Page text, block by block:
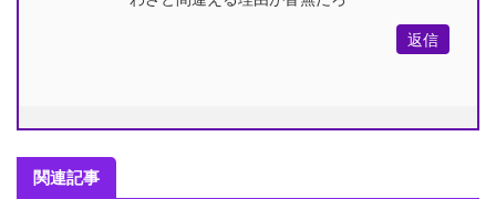
返信
関連記事